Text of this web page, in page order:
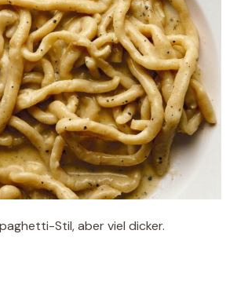
Stil, aber viel dicker.